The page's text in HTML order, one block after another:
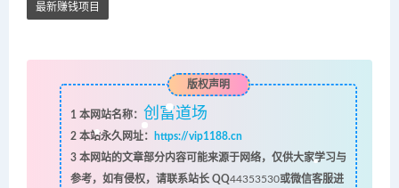
最新赚钱项目
版权声明
1 本网站名称： 创富道场
2本站永久网址：
https://vip1188.cn
3本网站的文章部分内容可能来源于网络，仅供大家学习与
参考，如有侵权，请联系站长 QQ44353530或微信客服进